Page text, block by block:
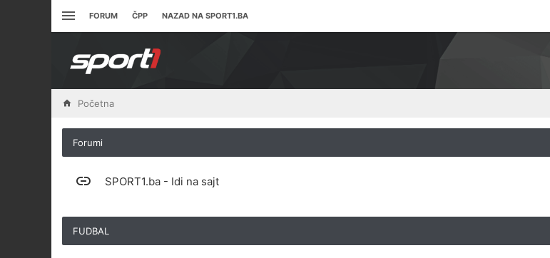
FORUM ČPP NAZAD NA SPORT1.BA
Početna
Forumi
SPORT1.ba - Idi na sajt
FUDBAL